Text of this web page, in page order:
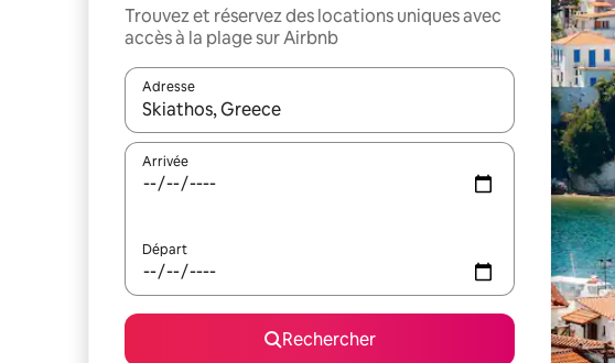
Trouvez et réservez des locations uniques avec
accès à la plage sur Airbnb
Adresse
Lorsque les résultats s'affichent, utilisez les flèches vers le haut
Arrivée
Départ
Rechercher